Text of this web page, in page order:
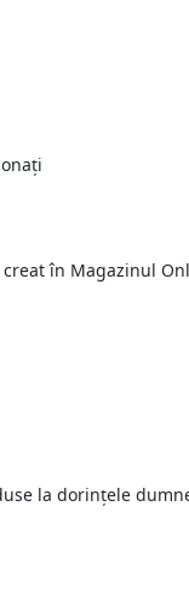
în Magazinul
la dorințele